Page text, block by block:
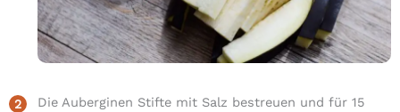
Die Auberginen Stifte mit Salz bestreuen und für 15